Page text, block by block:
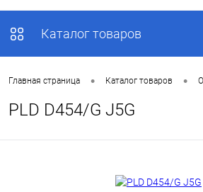
Каталог товаров
Главная страница • Каталог товаров •
PLD D454/G J5G